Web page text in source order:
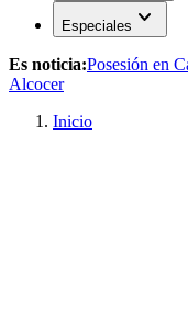
Especiales expand_more
Es noticia:Posesión en
Alcocer
Inicio